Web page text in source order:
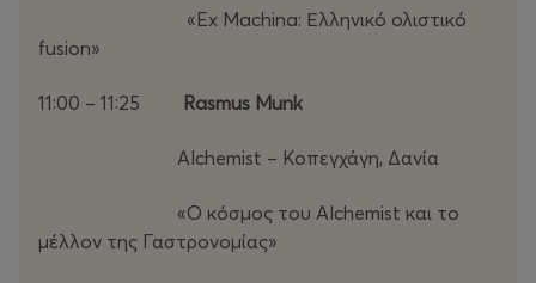
«Ex Machina: Ελληνικό ολιστικό
fusion»
11:00 – 11:25 Rasmus Munk
Alchemist – Κοπεγχάγη, Δανία
«Ο κόσμος του Alchemist και το
μέλλον της Γαστρονομίας»